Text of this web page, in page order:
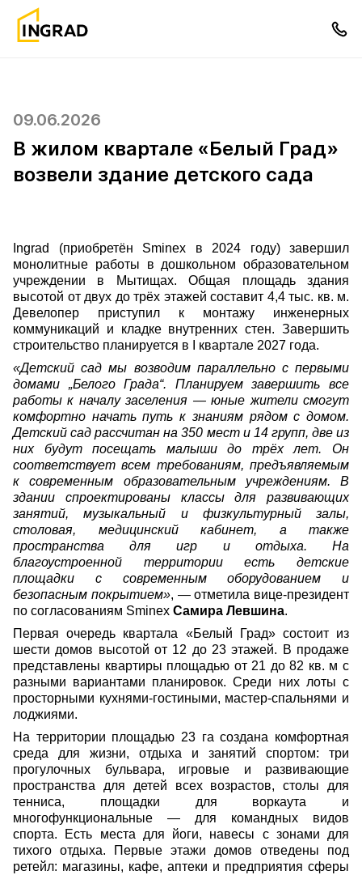
09.06.2026
В жилом квартале «Белый Град»
возвели здание детского сада
Ingrad (приобретён Sminex в 2024 году) завершил
монолитные работы в дошкольном образовательном
учреждении в Мытищах. Общая площадь здания
высотой от двух до трёх этажей составит 4,4 тыс. кв. м.
Девелопер приступил к монтажу инженерных
коммуникаций и кладке внутренних стен. Завершить
строительство планируется в I квартале 2027 года.
«Детский сад мы возводим параллельно с первыми
домами „Белого Града“. Планируем завершить все
работы к началу заселения — юные жители смогут
комфортно начать путь к знаниям рядом с домом.
Детский сад рассчитан на 350 мест и 14 групп, две из
них будут посещать малыши до трёх лет. Он
соответствует всем требованиям, предъявляемым
к современным образовательным учреждениям. В
здании спроектированы классы для развивающих
занятий, музыкальный и физкультурный залы,
столовая, медицинский кабинет, а также
пространства для игр и отдыха. На
благоустроенной территории есть детские
площадки с современным оборудованием и
безопасным покрытием», — отметила вице-президент
по согласованиям Sminex Самира Левшина.
Первая очередь квартала «Белый Град» состоит из
шести домов высотой от 12 до 23 этажей. В продаже
представлены квартиры площадью от 21 до 82 кв. м с
разными вариантами планировок. Среди них лоты с
просторными кухнями-гостиными, мастер-спальнями и
лоджиями.
На территории площадью 23 га создана комфортная
среда для жизни, отдыха и занятий спортом: три
прогулочных бульвара, игровые и развивающие
пространства для детей всех возрастов, столы для
тенниса, площадки для воркаута и
многофункциональные — для командных видов
спорта.
Есть места для йоги, навесы с зонами для
тихого отдыха. Первые этажи домов отведены под
ретейл: магазины, кафе, аптеки и предприятия сферы